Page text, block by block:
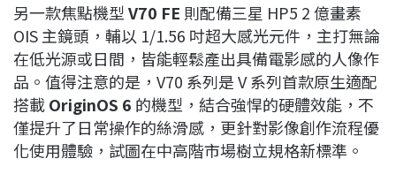
另一款焦點機型V70 FE 則配備三星 HP5 2 億畫素
OIS 主鏡頭，輔以 1/1.56 吋超大感光元件，主打無論
在低光源或日間，皆能輕鬆產出具備電影感的人像作
品。值得注意的是，V70 系列是 V 系列首款原生適配
搭載OriginOS 6 的機型，結合強悍的硬體效能，不
僅提升了日常操作的絲滑感，更針對影像創作流程優
化使用體驗，試圖在中高階市場樹立規格新標準。